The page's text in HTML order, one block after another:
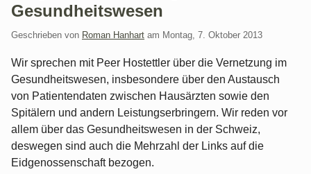
Gesundheitswesen
Geschrieben von Roman Hanhart am Montag, 7. Oktober 2013
Wir sprechen mit Peer Hostettler über die Vernetzung im
Gesundheitswesen, insbesondere über den Austausch
von Patientendaten zwischen Hausärzten sowie den
Spitälern und andern Leistungserbringern. Wir reden vor
allem über das Gesundheitswesen in der Schweiz,
deswegen sind auch die Mehrzahl der Links auf die
Eidgenossenschaft bezogen.